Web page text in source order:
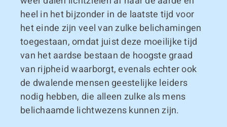
heel in het bijzonder in de laatste tijd voor
het einde zijn veel van zulke belichamingen
toegestaan, omdat juist deze moeilijke tijd
van het aardse bestaan de hoogste graad
van rijpheid waarborgt, evenals echter ook
de dwalende mensen geestelijke leiders
nodig hebben, die alleen zulke als mens
belichaamde lichtwezens kunnen zijn.